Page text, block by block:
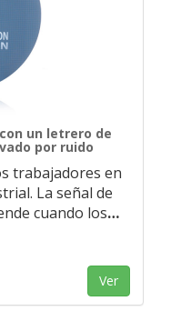
un letrero de
por ruido
trabajadores en
La señal de
cuando los…
Ver